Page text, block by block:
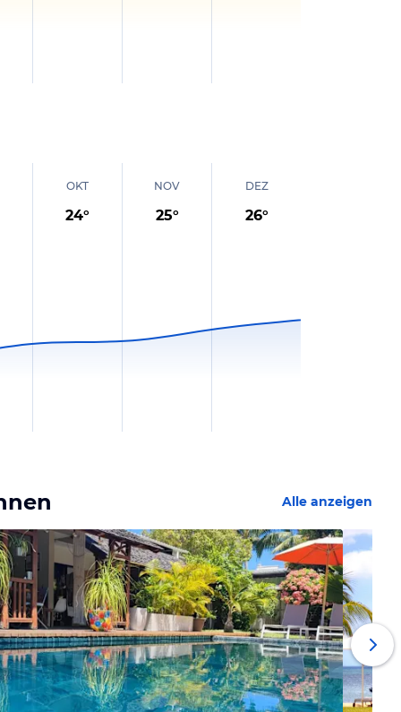
OKT
24°
NOV
25°
DEZ
26°
Alle anzeigen